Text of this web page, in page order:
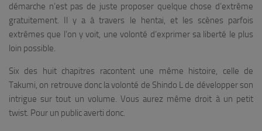
démarche n’est pas de juste proposer quelque chose d’extrême
gratuitement. Il y a à travers le hentai, et les scènes parfois
extrêmes que l’on y voit, une volonté d’exprimer sa liberté le plus
loin possible.
Six des huit chapitres racontent une même histoire, celle de
Takumi, on retrouve donc la volonté de Shindo L de développer son
intrigue sur tout un volume. Vous aurez même droit à un petit
twist. Pour un public averti donc.